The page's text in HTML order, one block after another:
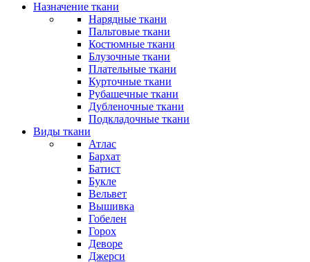
Назначение ткани
Нарядные ткани
Пальтовые ткани
Костюмные ткани
Блузочные ткани
Плательные ткани
Курточные ткани
Рубашечные ткани
Дубленочные ткани
Подкладочные ткани
Виды ткани
Атлас
Бархат
Батист
Букле
Вельвет
Вышивка
Гобелен
Горох
Деворе
Джерси